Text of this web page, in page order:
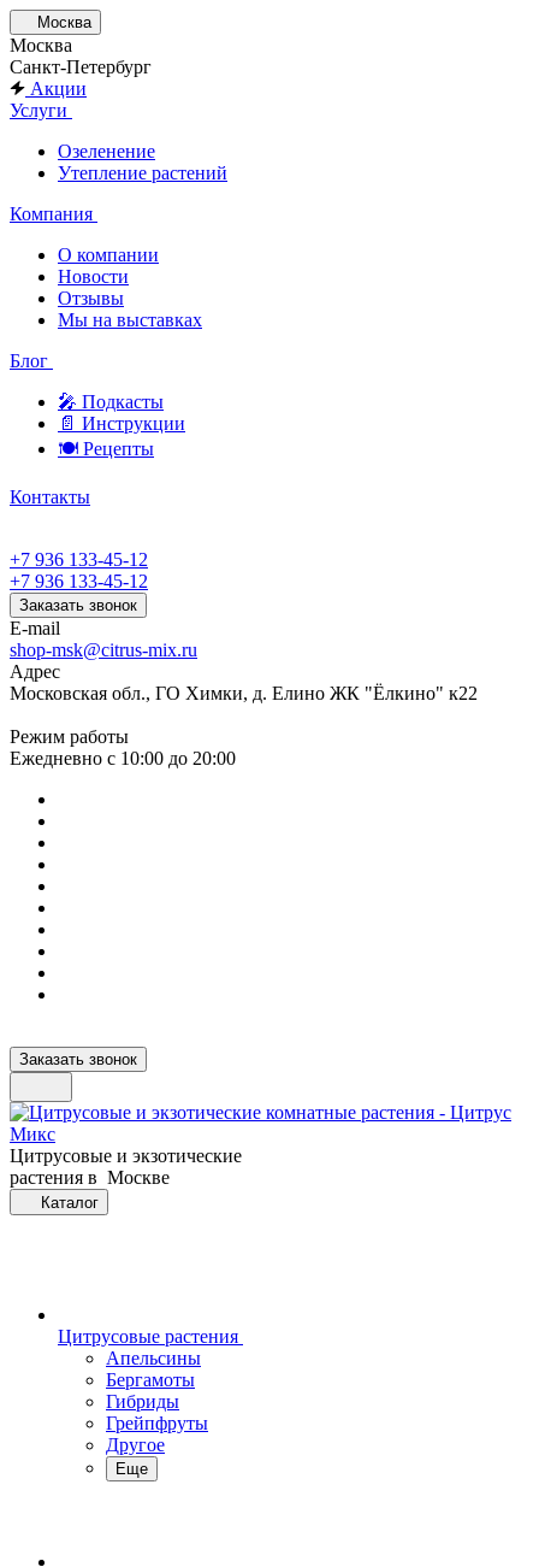
Москва
Москва
Санкт-Петербург
Акции
Услуги
Озеленение
Утепление растений
Компания
О компании
Новости
Отзывы
Мы на выставках
Блог
🎤︎︎ Подкасты
📄 Инструкции
🍽 Рецепты
Контакты
+7 936 133-45-12
+7 936 133-45-12
Заказать звонок
E-mail
shop-msk@citrus-mix.ru
Адрес
Московская обл., ГО Химки, д. Елино ЖК "Ёлкино" к22
Режим работы
Ежедневно с 10:00 до 20:00
Заказать звонок
Цитрусовые и экзотические
растения в Москве
Каталог
Цитрусовые растения
Апельсины
Бергамоты
Гибриды
Грейпфруты
Другое
Еще